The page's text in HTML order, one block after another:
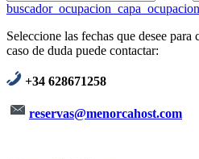
Seleccione las fechas que desee
caso de duda puede contactar:
+34 628671258
reservas@menorcahost.com